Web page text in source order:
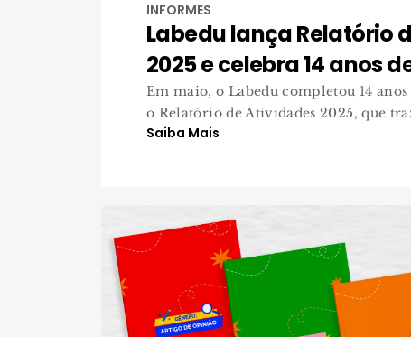
INFORMES
Labedu lança Relatório
2025 e celebra 14 anos
Em maio, o Labedu completou 14
o Relatório de Atividades 2025, que
Saiba Mais